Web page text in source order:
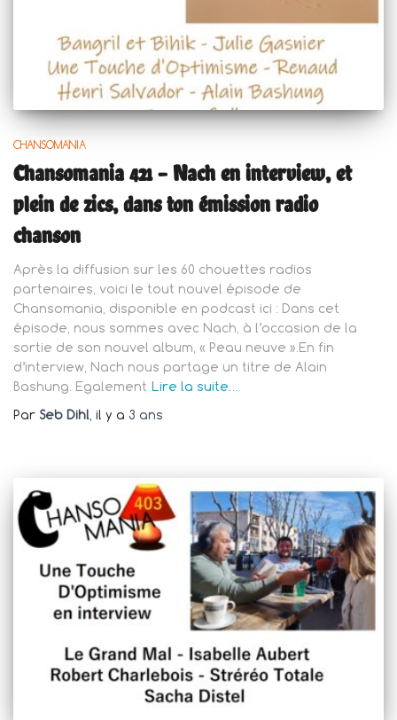
CHANSOMANIA
Chansomania 421 – Nach en interview, et
plein de zics, dans ton émission radio
chanson
Après la diffusion sur les 60 chouettes radios
partenaires, voici le tout nouvel épisode de
Chansomania, disponible en podcast ici : Dans cet
épisode, nous sommes avec Nach, à l’occasion de la
sortie de son nouvel album, « Peau neuve ».En fin
d’interview, Nach nous partage un titre de Alain
Bashung. Egalement Lire la suite…
Par Seb Dihl , il y a 3 ans